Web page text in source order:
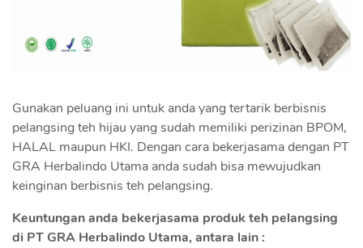
Gunakan peluang ini untuk anda yang tertarik berbisnis
pelangsing teh hijau yang sudah memiliki perizinan BPOM,
HALAL maupun HKI. Dengan cara bekerjasama dengan PT
GRA Herbalindo Utama anda sudah bisa mewujudkan
keinginan berbisnis teh pelangsing.
Keuntungan anda bekerjasama produk teh pelangsing
di PT GRA Herbalindo Utama, antara lain :